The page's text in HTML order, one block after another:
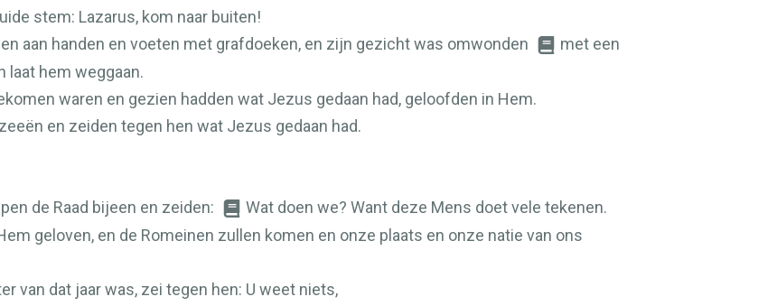
stem: Lazarus, kom naar buiten!
aan handen en voeten met grafdoeken, en zijn gezicht was omwonden
met een
laat hem weggaan.
waren en gezien hadden wat Jezus gedaan had, geloofden in Hem.
en zeiden tegen hen wat Jezus gedaan had.
de Raad bijeen en zeiden:
Wat doen we? Want deze Mens doet vele tekenen.
geloven, en de Romeinen zullen komen en onze plaats en onze natie van ons
van dat jaar was, zei tegen hen: U weet niets,